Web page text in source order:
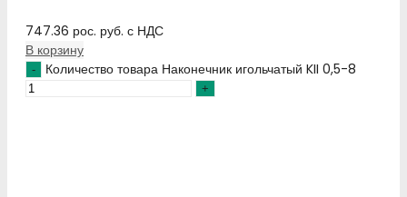
747.36 рос. руб. с НДС
В корзину
Количество товара Наконечник игольчатый KII 0,5-8